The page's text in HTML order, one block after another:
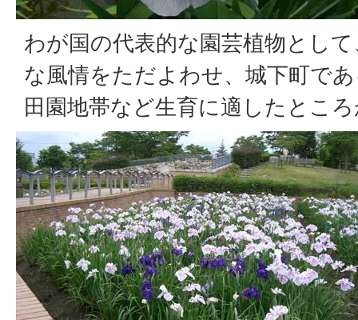
わが国の代表的な園芸植物とし
な風情をただよわせ、城下町で
田園地帯など生育に適したとこ